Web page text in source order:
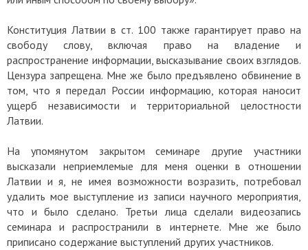
Конституция Латвии в ст. 100 также гарантирует право на
свободу слову, включая право на владение и
распространение информации, высказывание своих взглядов.
Цензура запрещена. Мне же было предъявлено обвинение в
том, что я передал России информацию, которая наносит
ущерб независимости и территориальной целостности
Латвии.
На упомянутом закрытом семинаре другие участники
высказали неприемлемые для меня оценки в отношении
Латвии и я, не имея возможности возразить, потребовал
удалить мое выступление из записи научного мероприятия,
что и было сделано. Третьи лица сделали видеозапись
семинара и распространили в интернете. Мне же было
приписано содержание выступлений других участников.